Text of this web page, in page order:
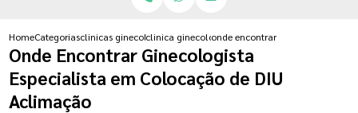
HomeCategoriasclinicas ginecologicasclinica ginecologica para fertilizacao in vitro
onde encontrar ginecologista
Onde Encontrar Ginecologista
Especialista em Colocação de DIU
Aclimação